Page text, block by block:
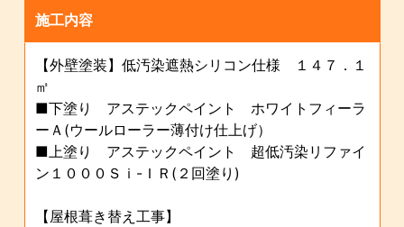
施工内容
【外壁塗装】低汚染遮熱シリコン仕様 １４７．１
㎡
■下塗り アステックペイント ホワイトフィーラ
ーＡ(ウールローラー薄付け仕上げ）
■上塗り アステックペイント 超低汚染リファイ
ン１０００Ｓｉ-ＩＲ(２回塗り)
【屋根葺き替え工事】